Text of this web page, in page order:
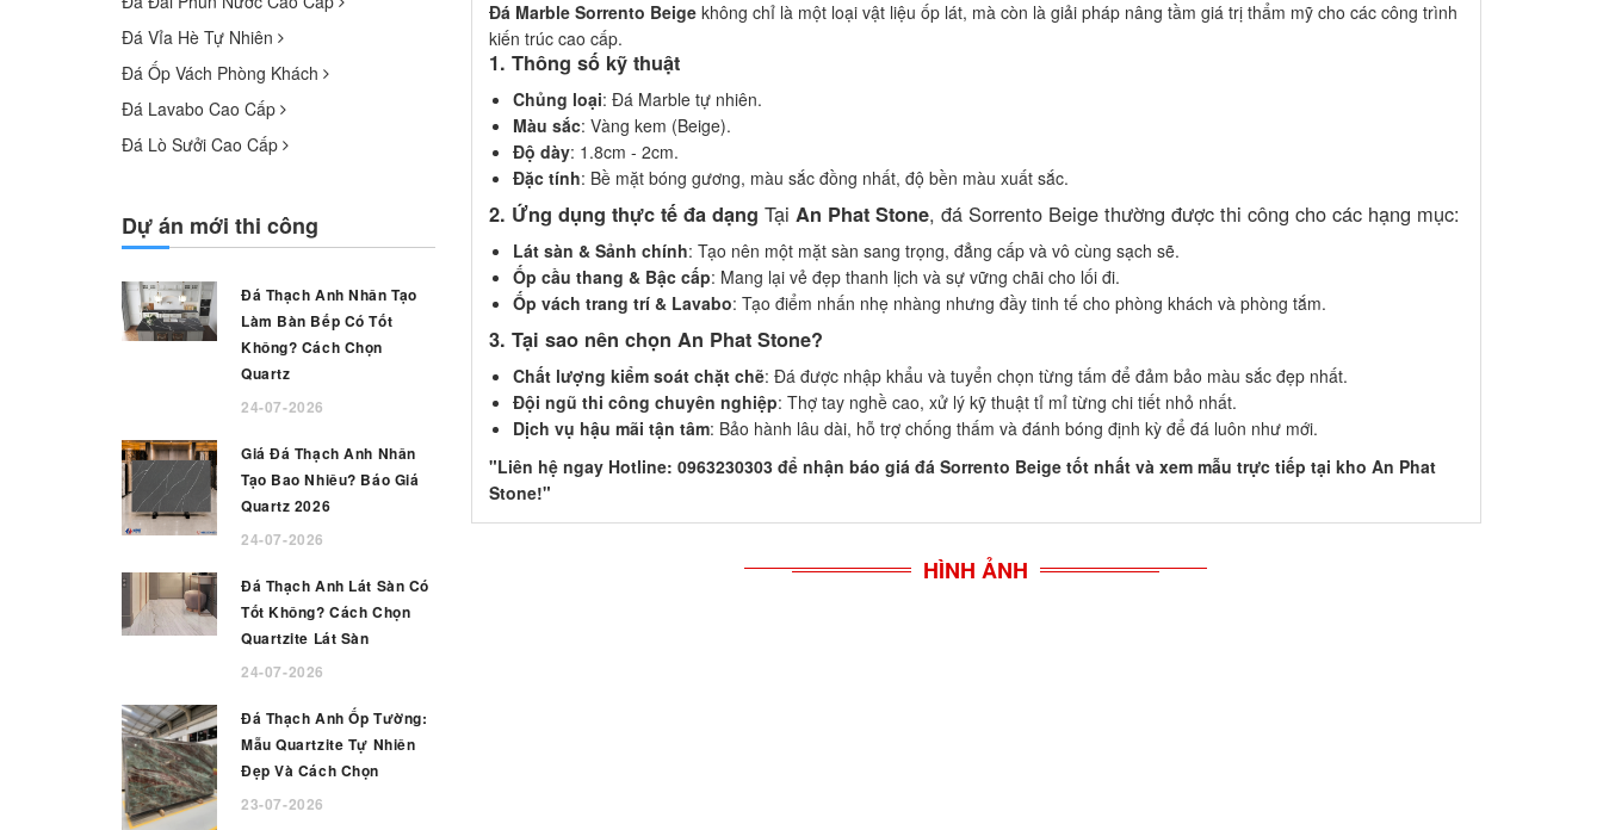
Đá Vỉa Hè Tự Nhiên
Đá Ốp Vách Phòng Khách
Đá Lavabo Cao Cấp
Đá Lò Sưởi Cao Cấp
Dự án mới thi công
Đá Thạch Anh Nhân Tạo
Làm Bàn Bếp Có Tốt
Không? Cách Chọn
Quartz
24-07-2026
Giá Đá Thạch Anh Nhân
Tạo Bao Nhiêu? Báo Giá
Quartz 2026
24-07-2026
Đá Thạch Anh Lát Sàn Có
Tốt Không? Cách Chọn
Quartzite Lát Sàn
24-07-2026
Đá Thạch Anh Ốp Tường:
Mẫu Quartzite Tự Nhiên
Đẹp Và Cách Chọn
23-07-2026
Đá Marble Sorrento Beigekhông chỉ là một loại vật liệu ốp lát, mà còn là giải pháp nâng tầm giá trị thẩm mỹ cho các công trình
kiến trúc cao cấp.
1. Thông số kỹ thuật
Chủng loại: Đá Marble tự nhiên.
Màu sắc: Vàng kem (Beige).
Độ dày: 1.8cm - 2cm.
Đặc tính: Bề mặt bóng gương, màu sắc đồng nhất, độ bền màu xuất sắc.
2. Ứng dụng thực tế đa dạng Tại An Phat Stone, đá Sorrento Beige thường được thi công cho các hạng mục:
Lát sàn & Sảnh chính: Tạo nên một mặt sàn sang trọng, đẳng cấp và vô cùng sạch sẽ.
Ốp cầu thang & Bậc cấp: Mang lại vẻ đẹp thanh lịch và sự vững chãi cho lối đi.
Ốp vách trang trí & Lavabo: Tạo điểm nhấn nhẹ nhàng nhưng đầy tinh tế cho phòng khách và phòng tắm.
3. Tại sao nên chọn An Phat Stone?
Chất lượng kiểm soát chặt chẽ: Đá được nhập khẩu và tuyển chọn từng tấm để đảm bảo màu sắc đẹp nhất.
Đội ngũ thi công chuyên nghiệp: Thợ tay nghề cao, xử lý kỹ thuật tỉ mỉ từng chi tiết nhỏ nhất.
Dịch vụ hậu mãi tận tâm: Bảo hành lâu dài, hỗ trợ chống thấm và đánh bóng định kỳ để đá luôn như mới.
"Liên hệ ngay Hotline: 0963230303 để nhận báo giá đá Sorrento Beige tốt nhất và xem mẫu trực tiếp tại kho An Phat
Stone!"
HÌNH ẢNH